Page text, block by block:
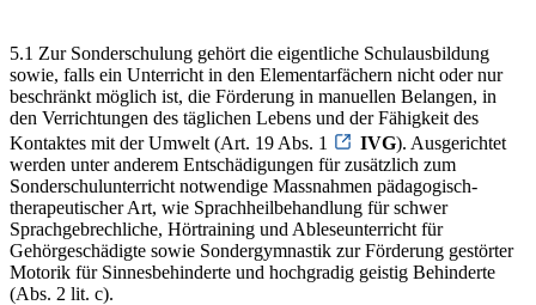
5.1 Zur Sonderschulung gehört die eigentliche Schulausbildung
sowie, falls ein Unterricht in den Elementarfächern nicht oder nur
beschränkt möglich ist, die Förderung in manuellen Belangen, in
den Verrichtungen des täglichen Lebens und der Fähigkeit des
Kontaktes mit der Umwelt (Art. 19 Abs. 1
IVG). Ausgerichtet
werden unter anderem Entschädigungen für zusätzlich zum
Sonderschulunterricht notwendige Massnahmen pädagogisch-
therapeutischer Art, wie Sprachheilbehandlung für schwer
Sprachgebrechliche, Hörtraining und Ableseunterricht für
Gehörgeschädigte sowie Sondergymnastik zur Förderung gestörter
Motorik für Sinnesbehinderte und hochgradig geistig Behinderte
(Abs. 2 lit. c).